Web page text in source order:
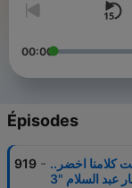
00:00
Épisodes
919 - كلامنا اخضر..
عبد السلام "3